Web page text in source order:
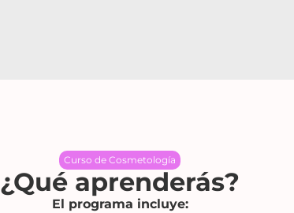
Curso de Cosmetología
¿Qué aprenderás?
El programa incluye: